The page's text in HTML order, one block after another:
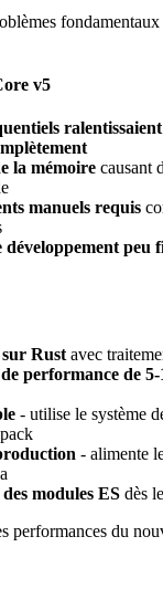
v5
la mémoire causant
manuels requis
peu
Rust avec
performance de 5-
- utilise le système
- alimente
modules ES dès
performances du